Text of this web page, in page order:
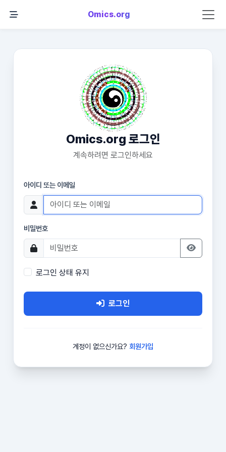
Omics.org
Omics.org 로그인
계속하려면 로그인하세요
아이디 또는 이메일
비밀번호
로그인 상태 유지
로그인
계정이 없으신가요? 회원가입